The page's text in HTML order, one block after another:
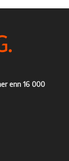
enn 16 000